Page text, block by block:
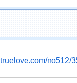
no512/